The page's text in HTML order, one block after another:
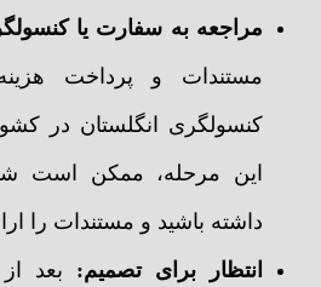
مراجعه به سفارت یا
مستندات و پرداخت
کنسولگری انگلستان در
این مرحله، ممکن است
داشته باشید و مستندات را
انتظار برای تصمیم: بعد